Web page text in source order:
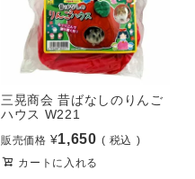
三晃商会 昔ばなしのりんご
ハウス W221
販売価格 ¥1,650
税込
カートに入れる